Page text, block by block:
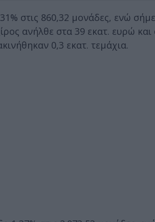
στις 860,32 μονάδες, ενώ
ανήλθε στα 39 εκατ. ευρώ και
0,3 εκατ. τεμάχια.